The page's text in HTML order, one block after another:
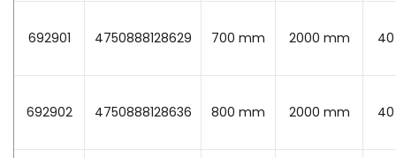
692901 4750888128629 700 mm 2000 mm
692902 4750888128636 800 mm 2000 mm